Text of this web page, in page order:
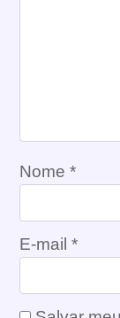
Nome *
E-mail *